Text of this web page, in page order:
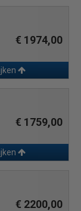
€ 1974,00
€ 1759,00
€ 2200,00